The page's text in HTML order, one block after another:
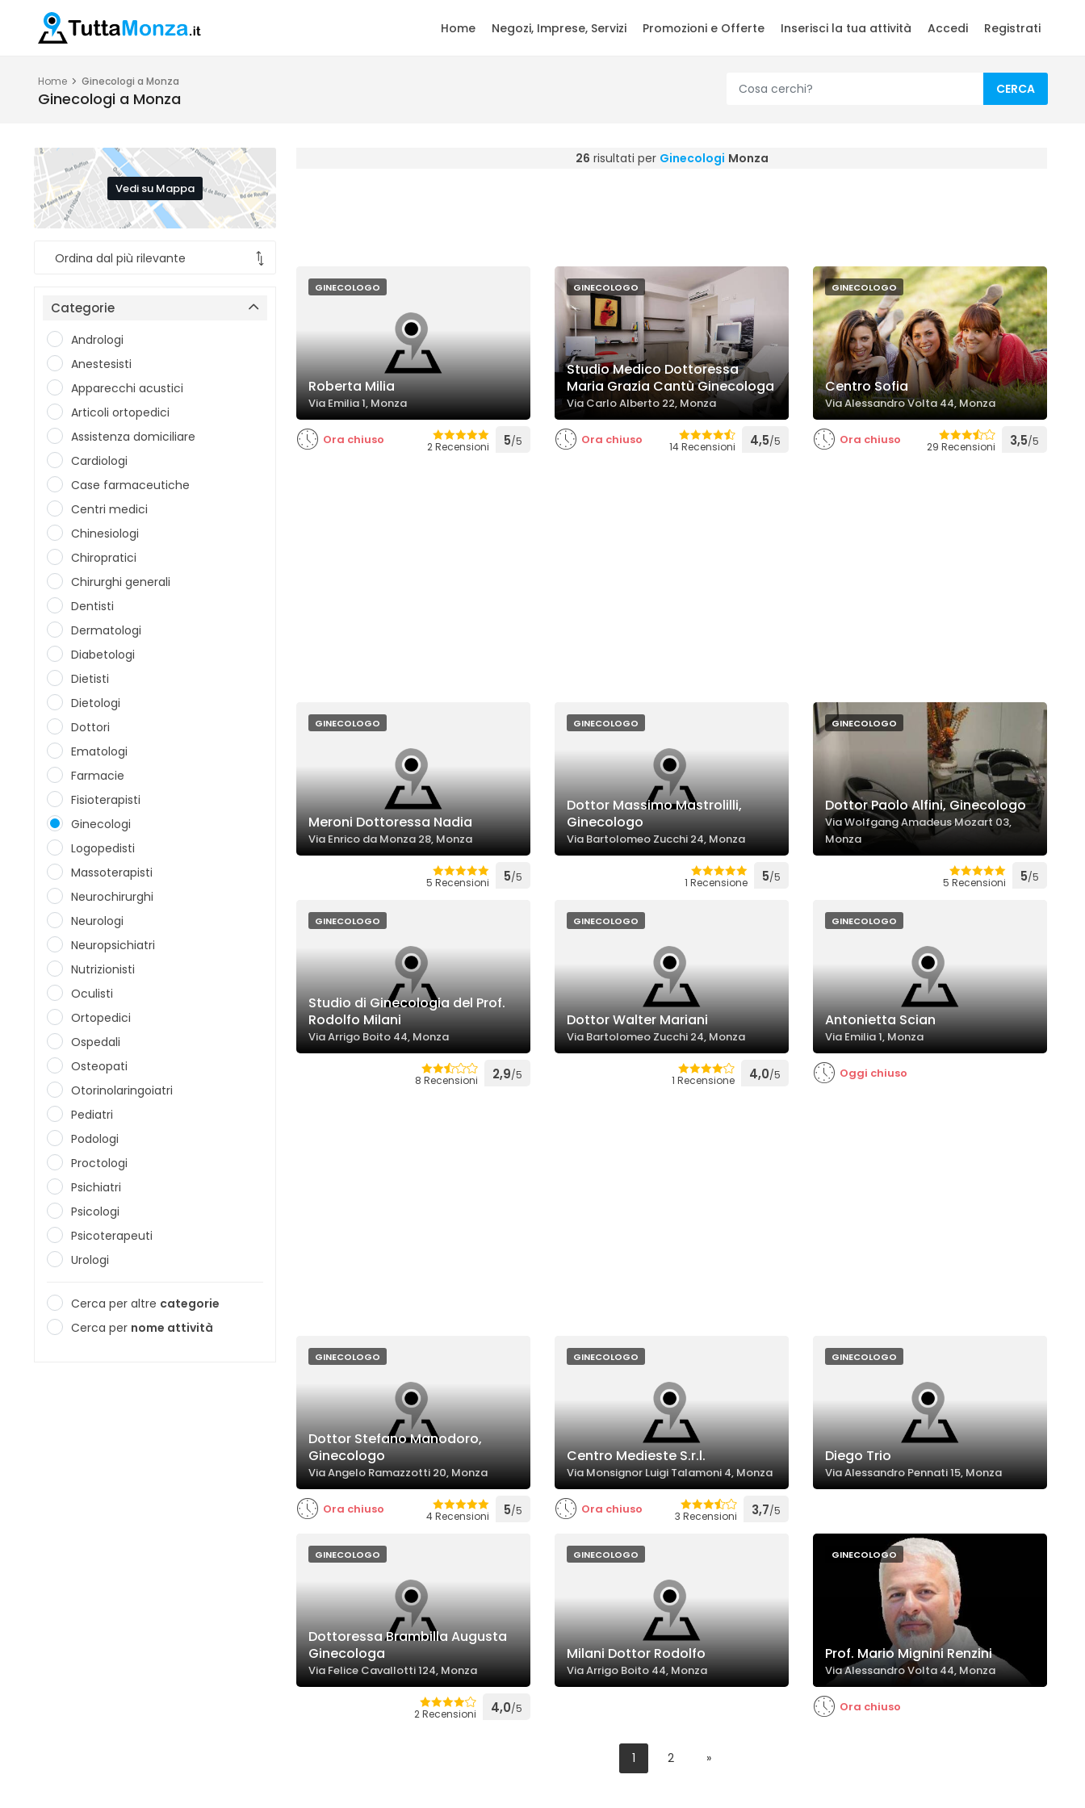
Home Negozi, Imprese, Servizi Promozioni e Offerte Inserisci la tua attività Accedi Registrati
Home Ginecologi a Monza
Ginecologi a Monza
CERCA
Vedi su Mappa
Categorie
Andrologi
Anestesisti
Apparecchi acustici
Articoli ortopedici
Assistenza domiciliare
Cardiologi
Case farmaceutiche
Centri medici
Chinesiologi
Chiropratici
Chirurghi generali
Dentisti
Dermatologi
Diabetologi
Dietisti
Dietologi
Dottori
Ematologi
Farmacie
Fisioterapisti
Ginecologi
Logopedisti
Massoterapisti
Neurochirurghi
Neurologi
Neuropsichiatri
Nutrizionisti
Oculisti
Ortopedici
Ospedali
Osteopati
Otorinolaringoiatri
Pediatri
Podologi
Proctologi
Psichiatri
Psicologi
Psicoterapeuti
Urologi
Cerca per altre categorie
Cerca per nome attività
26 risultati per Ginecologi Monza
GINECOLOGO
Roberta Milia
Via Emilia 1, Monza
Ora chiuso 2 Recensioni 5/5
GINECOLOGO
Studio Medico Dottoressa
Maria Grazia Cantù Ginecologa
Via Carlo Alberto 22, Monza
Ora chiuso 14 Recensioni 4,5/5
GINECOLOGO
Centro Sofia
Via Alessandro Volta 44, Monza
Ora chiuso 29 Recensioni 3,5/5
GINECOLOGO
Meroni Dottoressa Nadia
Via Enrico da Monza 28, Monza
5 Recensioni 5/5
GINECOLOGO
Dottor Massimo Mastrolilli,
Ginecologo
Via Bartolomeo Zucchi 24, Monza
1 Recensione 5/5
GINECOLOGO
Dottor Paolo Alfini, Ginecologo
Via Wolfgang Amadeus Mozart 03,
Monza
5 Recensioni 5/5
GINECOLOGO
Studio di Ginecologia del Prof.
Rodolfo Milani
Via Arrigo Boito 44, Monza
8 Recensioni 2,9/5
GINECOLOGO
Dottor Walter Mariani
Via Bartolomeo Zucchi 24, Monza
1 Recensione 4,0/5
GINECOLOGO
Antonietta Scian
Via Emilia 1, Monza
Oggi chiuso
GINECOLOGO
Dottor Stefano Manodoro,
Ginecologo
Via Angelo Ramazzotti 20, Monza
Ora chiuso 4 Recensioni 5/5
GINECOLOGO
Centro Medieste S.r.l.
Via Monsignor Luigi Talamoni 4, Monza
Ora chiuso 3 Recensioni 3,7/5
GINECOLOGO
Diego Trio
Via Alessandro Pennati 15, Monza
GINECOLOGO
Dottoressa Brambilla Augusta
Ginecologa
Via Felice Cavallotti 124, Monza
2 Recensioni 4,0/5
GINECOLOGO
Milani Dottor Rodolfo
Via Arrigo Boito 44, Monza
GINECOLOGO
Prof. Mario Mignini Renzini
Via Alessandro Volta 44, Monza
Ora chiuso
1 2 »